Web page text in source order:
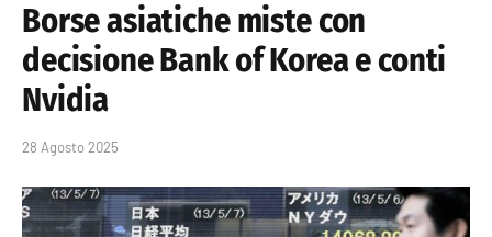
Borse asiatiche miste con
decisione Bank of Korea e conti
Nvidia
28 Agosto 2025